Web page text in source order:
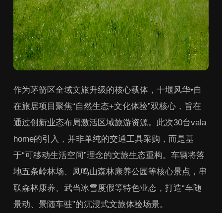
作为茅箭区全域文旅升级的核心载体，十堰风华•自
在旅居项目聚焦“自然生态+文化体验”双核心，旨在
通过创新业态布局激活区域旅游资源。此次30台vala
home的引入，并非单纯的交通工具采购，而是基
于“可移动生活空间”理念的文旅生态重构。车辆将落
地五条岭林场、凤鸣山森林康养公园等核心景点，串
联森林康养、武当冰雪度假等特色业态，打造“车随
景动、景随车驻”的沉浸式文旅体验场景。